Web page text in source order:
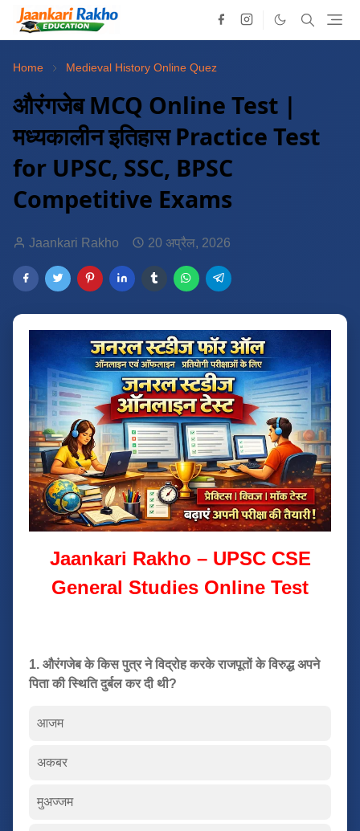
Home Medieval History Online Quez
औरंगजेब MCQ Online Test |
मध्यकालीन इतिहास Practice Test
for UPSC, SSC, BPSC
Competitive Exams
Jaankari Rakho 20 अप्रैल, 2026
Jaankari Rakho – UPSC CSE
General Studies Online Test
1. औरंगजेब के किस पुत्र ने विद्रोह करके राजपूतों के विरुद्ध अपने
पिता की स्थिति दुर्बल कर दी थी?
आजम
अकबर
मुअज्जम